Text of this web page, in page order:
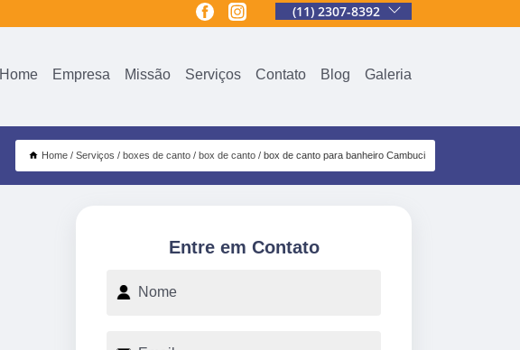
(11) 2307-8392
Home Empresa Missão Serviços Contato Blog Galeria
Home Serviços boxes de canto box de canto box de canto para banheiro Cambuci
Entre em Contato